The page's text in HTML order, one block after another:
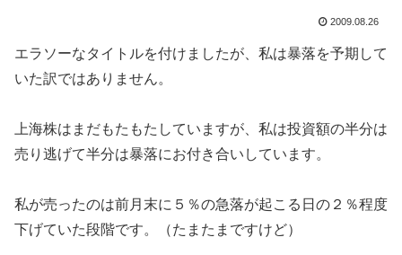
2009.08.26
エラソーなタイトルを付けましたが、私は暴落を予期して
いた訳ではありません。
上海株はまだもたもたしていますが、私は投資額の半分は
売り逃げて半分は暴落にお付き合いしています。
私が売ったのは前月末に５％の急落が起こる日の２％程度
下げていた段階です。（たまたまですけど）